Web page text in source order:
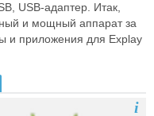
USB-адаптер. Итак,
и мощный аппарат за
и приложения для Explay
i